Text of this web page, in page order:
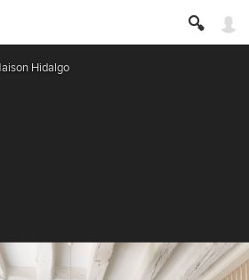
Hidalgo